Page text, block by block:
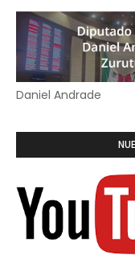
Daniel Andrade